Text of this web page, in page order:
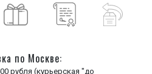
по Москве:
рубля (курьерская "до